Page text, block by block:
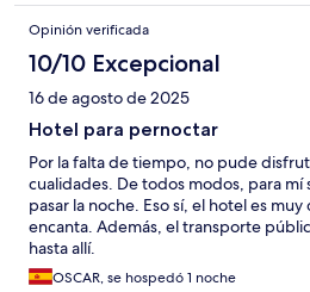
Opinión verificada
10/10 Excepcional
16 de agosto de 2025
Hotel para pernoctar
Por la falta de tiempo, no pude
cualidades. De todos modos, para
pasar la noche. Eso sí, el hotel es
encanta. Además, el transporte
hasta allí.
OSCAR, se hospedó 1 noche